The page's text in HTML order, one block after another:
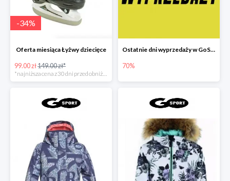
-34%
Oferta miesiąca Łyżwy dziecięce
99.00 zł149.00 zł*
*najniższa cena z 30 dni przed obniżką
Ostatnie dni wyprzedaży w GoSport
70%